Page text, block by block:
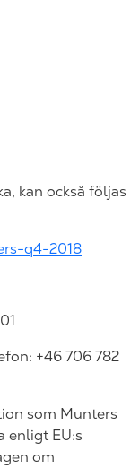
kan också följas
q4-2018
+46 706 782
som Munters
enligt EU:s
om